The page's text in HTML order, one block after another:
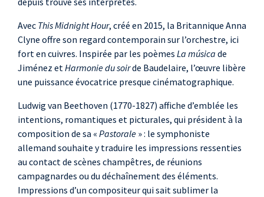
Avec This Midnight Hour, créé en 2015, la Britannique Anna
Clyne offre son regard contemporain sur l’orchestre, ici
fort en cuivres. Inspirée par les poèmes La música de
Jiménez etHarmonie du soirde Baudelaire, l’œuvre libère
une puissance évocatrice presque cinématographique.
Ludwig van Beethoven (1770-1827) affiche d’emblée les
intentions, romantiques et picturales, qui président à la
composition de sa « Pastorale » : le symphoniste
allemand souhaite y traduire les impressions ressenties
au contact de scènes champêtres, de réunions
campagnardes ou du déchaînement des éléments.
Impressions d’un compositeur qui sait sublimer la